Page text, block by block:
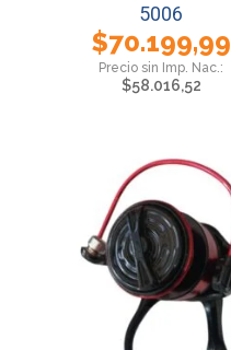
5006
$70.199,99
$58.016,52